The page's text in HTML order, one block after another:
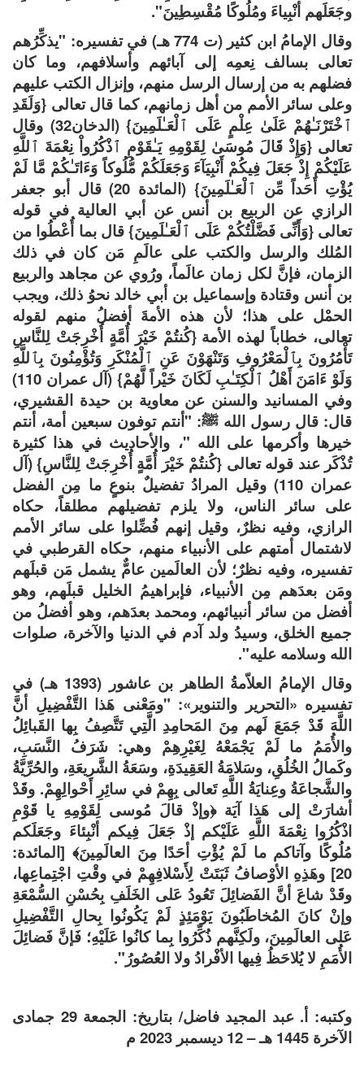
وجَعَلَهم أنْبِياءَ ومُلُوكًا مُقْسِطِينَ".
وقال الإمامُ ابن كثير (ت 774 هـ) في تفسيره: "يذكِّرُهم
تعالى بسالف نِعمِه إلى آبائهم وأسلافهم، وما كان
فضلهم به من إرسال الرسل منهم، وإنزال الكتب عليهم
وعلى سائر الأمم من أهل زمانهم، كما قال تعالى {وَلَقَدِ
ٱخْتَرْنَـٰهُمْ عَلَىٰ عِلْمٍ عَلَى ٱلْعَـٰلَمِينَ} (الدخان32) وقال
تعالى {وَإِذْ قَالَ مُوسَىٰ لِقَوْمِهِ يَـٰقَوْمِ ٱذْكُرُواْ نِعْمَةَ ٱللَّهِ
عَلَيْكُمْ إِذْ جَعَلَ فِيكُمْ أَنْبِيَآءَ وَجَعَلَكُمْ مُّلُوكاً وَءَاتَـٰكُمْ مَّا لَمْ
يُؤْتِ أَحَداً مِّن ٱلْعَـٰلَمِينَ} (المائدة 20) قال أبو جعفر
الرازي عن الربيع بن أنس عن أبي العالية في قوله
تعالى {وَأَنِّى فَضَّلْتُكُمْ عَلَى ٱلْعَـٰلَمِينَ} قال بما أُعْطُوا من
المُلك والرسل والكتب على عالَمِ مَن كان في ذلك
الزمان، فإنَّ لكل زمان عالَماً، ورُوي عن مجاهد والربيع
بن أنس وقتادة وإسماعيل بن أبي خالد نحوُ ذلك، ويجب
الحمْل على هذا؛ لأن هذه الأمةَ أفضلُ منهم لقوله
تعالى، خطاباً لهذه الأمة {كُنتُمْ خَيْرَ أُمَّةٍ أُخْرِجَتْ لِلنَّاسِ
تَأْمُرُونَ بِٱلْمَعْرُوفِ وَتَنْهَوْنَ عَنِ ٱلْمُنْكَرِ وَتُؤْمِنُونَ بِٱللَّهِ
وَلَوْ ءَامَنَ أَهْلُ ٱلْكِتَـٰبِ لَكَانَ خَيْراً لَّهُمْ} (آل عمران 110)
وفي المسانيد والسنن عن معاوية بن حيدة القشيري،
قال: قال رسول الله ﷺ: "أنتم توفون سبعين أمة، أنتم
خيرها وأكرمها على الله "، والأحاديث في هذا كثيرة
تُذْكَر عند قوله تعالى {كُنتُمْ خَيْرَ أُمَّةٍ أُخْرِجَتْ لِلنَّاسِ} (آل
عمران 110) وقيل المرادُ تفضيلٌ بنوعٍ ما مِن الفضل
على سائر الناس، ولا يلزم تفضيلهم مطلقاً، حكاه
الرازي، وفيه نظرٌ، وقيل إنهم فُضِّلوا على سائر الأمم
لاشتمال أمتهم على الأنبياء منهم، حكاه القرطبي في
تفسيره، وفيه نظرٌ؛ لأن العالَمين عامٌّ يشمل مَن قبلَهم
ومَن بعدَهم مِن الأنبياء، فإبراهيمُ الخليل قبلَهم، وهو
أفضل من سائر أنبيائهم، ومحمد بعدَهم، وهو أفضلُ من
جميع الخلق، وسيدُ ولد آدم في الدنيا والآخرة، صلوات
الله وسلامه عليه".
وقال الإمامُ العلاّمةُ الطاهر بن عاشور (1393 هـ) في
تفسيره «التحرير والتنوير»: "ومَعْنى هَذا التَّفْضِيلِ أنَّ
اللَّهَ قَدْ جَمَعَ لَهم مِنَ المَحامِدِ الَّتِي تَتَّصِفُ بِها القَبائِلُ
والأُمَمُ ما لَمْ يَجْمَعْهُ لِغَيْرِهِمْ وهي: شَرَفُ النَّسَبِ،
وكَمالُ الخُلُقِ، وسَلامَةُ العَقِيدَةِ، وسَعَةُ الشَّرِيعَةِ، والحُرِّيَّةُ
والشَّجاعَةُ وعِنايَةُ اللَّهِ تَعالى بِهِمْ في سائِرِ أحْوالِهِمْ. وقَدْ
أشارَتْ إلى هَذا آيَة ﴿وإذْ قالَ مُوسى لِقَوْمِهِ يا قَوْمِ
اذْكُرُوا نِعْمَةَ اللَّهِ عَلَيْكم إذْ جَعَلَ فِيكم أنْبِئاءَ وجَعَلَكم
مُلُوكًا وآتاكم ما لَمْ يُؤْتِ أحَدًا مِنَ العالَمِينَ﴾ [المائدة:
20] وهَذِهِ الأوْصافُ ثَبَتَتْ لِأَسْلافِهِمْ في وقْتِ اجْتِماعِها،
وقَدْ شاعَ أنَّ الفَضائِلَ تَعُودُ عَلى الخَلَفِ بِحُسْنِ السُّمْعَةِ
وإنْ كانَ المُخاطَبُونَ يَوْمَئِذٍ لَمْ يَكُونُوا بِحالِ التَّفْضِيلِ
عَلى العالَمِينَ، ولَكِنَّهم ذُكِّرُوا بِما كانُوا عَلَيْهِ؛ فَإنَّ فَضائِلَ
الأُمَمِ لا يُلاحَظُ فِيها الأفْرادُ ولا العُصُورُ".
وكتبه: أ. عبد المجيد فاضل/ بتاريخ: الجمعة 29 جمادى
الآخرة 1445 هـ – 12 ديسمبر 2023 م